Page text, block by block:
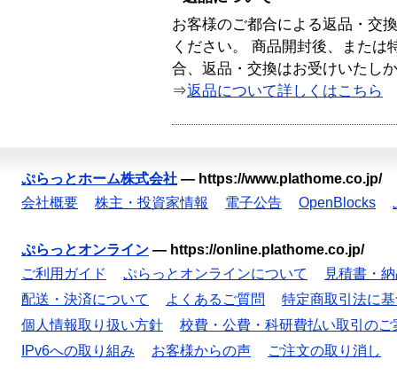
お客様のご都合による返品・交
ください。 商品開封後、または
合、返品・交換はお受けいたし
⇒返品について詳しくはこちら
ぷらっとホーム株式会社 — https://www.plathome.co.jp/
会社概要
株主・投資家情報 電子公告 OpenBlocks
ぷらっとオンライン — https://online.plathome.co.jp/
ご利用ガイド
ぷらっとオンラインについて
見積書・
配送・決済について
よくあるご質問
特定商取引法に
個人情報取り扱い方針
校費・公費・科研費払い取引のご
IPv6への取り組み
お客様からの声 ご注文の取り消し